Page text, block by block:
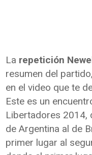
La repetición
resumen del
en el video que te
Este es un
Libertadores 2014,
de Argentina al de
primer lugar al